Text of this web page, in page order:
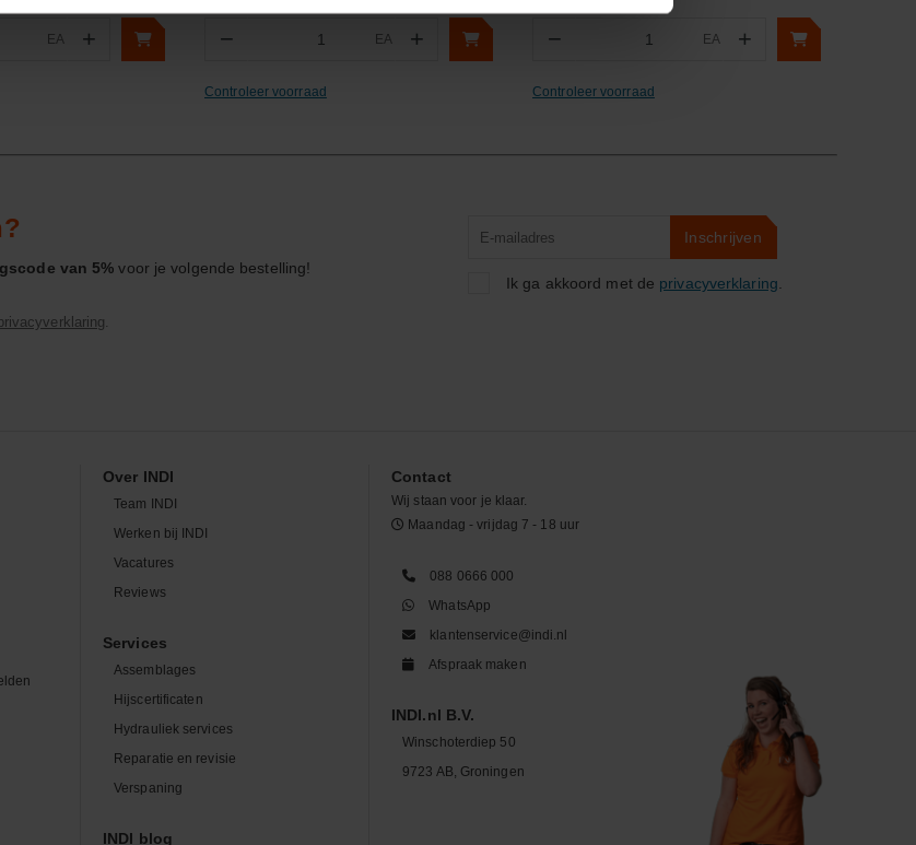
EA + − EA +
Controleer voorraad
− EA +
Controleer voorraad
van 5% voor je volgende bestelling!
.
Inschrijven
Ik ga akkoord met de privacyverklaring
Over INDI
Team INDI
Werken bij INDI
Vacatures
Reviews
Services
Assemblages
Hijscertificaten
Hydrauliek services
Reparatie en revisie
Verspaning
INDI blog
Contact
Wij staan voor je klaar.
Maandag - vrijdag 7 - 18 uur
088 0666 000
WhatsApp
klantenservice@indi.nl
Afspraak maken
INDI.nl B.V.
Winschoterdiep 50
9723 AB, Groningen